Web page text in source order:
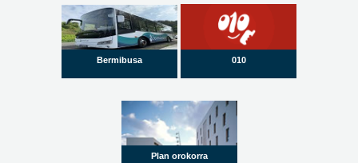
Bermibusa 010
Plan orokorra